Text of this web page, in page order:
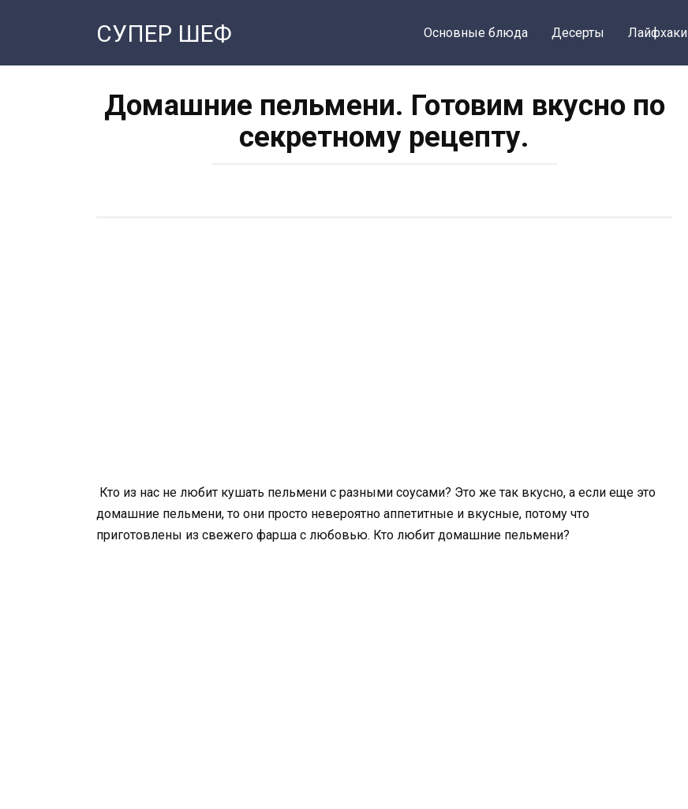
СУПЕР ШЕФ Основные блюда Десерты Лайфхаки
Домашние пельмени. Готовим вкусно по
секретному рецепту.
Кто из нас не любит кушать пельмени с разными соусами? Это же так вкусно, а если еще это
домашние пельмени, то они просто невероятно аппетитные и вкусные, потому что
приготовлены из свежего фарша с любовью. Кто любит домашние пельмени?